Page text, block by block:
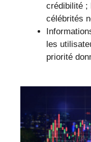
crédibilité ;
célébrités
les
priorité